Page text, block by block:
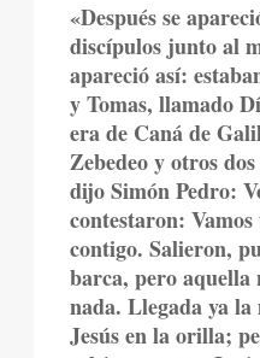
«Después se
discípulos junto al
apareció así:
y Tomas, llamado
era de Caná de
Zebedeo y otros
dijo Simón Pedro:
contestaron:
contigo. Salieron,
barca, pero aquella
nada. Llegada ya la
Jesús en la orilla;